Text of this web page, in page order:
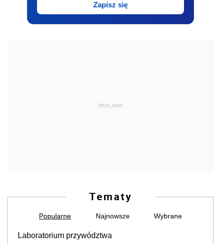
Zapisz się
REKLAMA
Tematy
Popularne Najnowsze Wybrane
Laboratorium przywództwa